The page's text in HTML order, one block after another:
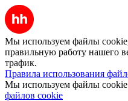
Мы используем файлы
правильную работу нашего
трафик.
Правила использования
Мы используем файлы
файлов cookie